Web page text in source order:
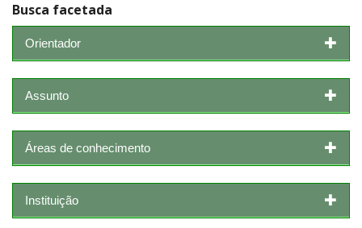
Busca facetada
Orientador
Assunto
Áreas de conhecimento
Instituição